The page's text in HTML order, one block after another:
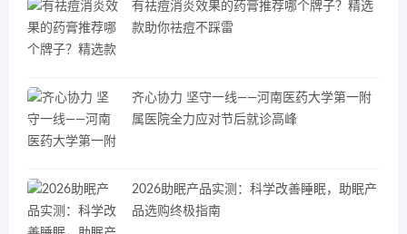
有祛痘消炎效果的药膏推荐哪个牌子？精选
款助你祛痘不踩雷
齐心协力 坚守一线——河南医药大学第一附
属医院全力应对节后就诊高峰
2026助眠产品实测：科学改善睡眠，助眠产
品选购终极指南